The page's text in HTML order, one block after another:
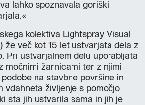
lahko spoznavala goriški
kolektiva Lightspray Visual
že več kot 15 let ustvarjata dela z
Pri ustvarjalnem delu uporabljata
močnimi žarnicami ter z njimi
na stavbne površine in
vdahneta življenje s pomočjo
sta jih ustvarila sama in jih je